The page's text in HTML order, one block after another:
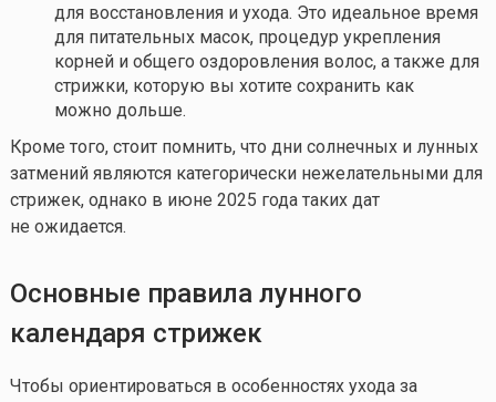
для восстановления и ухода. Это идеальное время
для питательных масок, процедур укрепления
корней и общего оздоровления волос, а также для
стрижки, которую вы хотите сохранить как
можно дольше.
Кроме того, стоит помнить, что дни солнечных и лунных
затмений являются категорически нежелательными для
стрижек, однако в июне 2025 года таких дат
не ожидается.
Основные правила лунного
календаря стрижек
Чтобы ориентироваться в особенностях ухода за